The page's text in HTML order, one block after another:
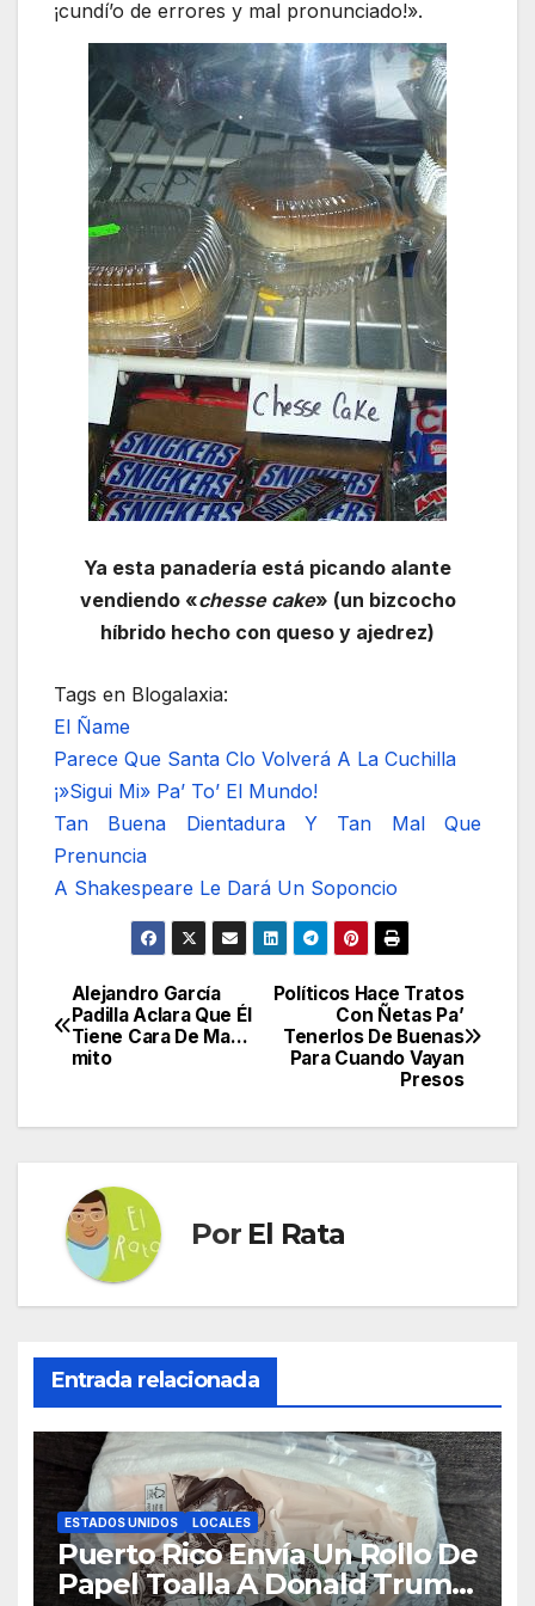
¡cundí’o de errores y mal pronunciado!».
Ya esta panadería está picando alante
vendiendo «chesse cake» (un bizcocho
híbrido hecho con queso y ajedrez)
Tags en Blogalaxia:
El Ñame
Parece Que Santa Clo Volverá A La Cuchilla
¡»Sigui Mi» Pa’ To’ El Mundo!
Tan Buena Dientadura Y Tan Mal Que
Prenuncia
A Shakespeare Le Dará Un Soponcio
Navegación
de
Políticos Hace Tratos
Con Ñetas Pa’
Tenerlos De Buenas
Para Cuando Vayan
Presos
Alejandro García
Padilla Aclara Que Él
Tiene Cara De Ma…
mito
Por El Rata
Entrada relacionada
ESTADOS UNIDOS LOCALES
Puerto Rico Envía Un Rollo De
Papel Toalla A Donald Trump